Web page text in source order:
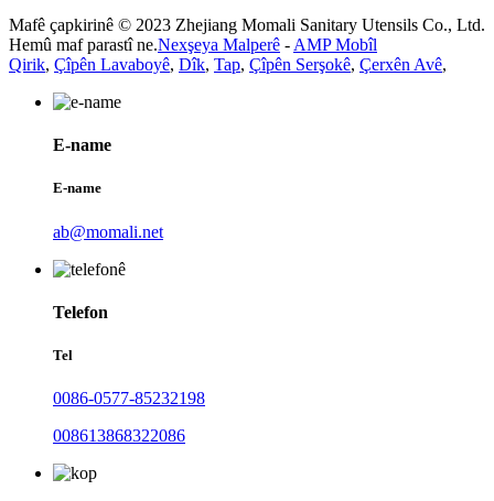
Mafê çapkirinê © 2023 Zhejiang Momali Sanitary Utensils Co., Ltd.
Hemû maf parastî ne.Nexşeya Malperê - AMP Mobîl
Qirik, Çîpên Lavaboyê, Dîk, Tap, Çîpên Serşokê, Çerxên Avê,
E-name
E-name
ab@momali.net
Telefon
Tel
0086-0577-85232198
008613868322086